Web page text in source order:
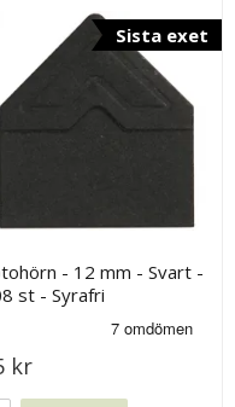
Sista exet
- 12 mm - Svart -
st - Syrafri
kr